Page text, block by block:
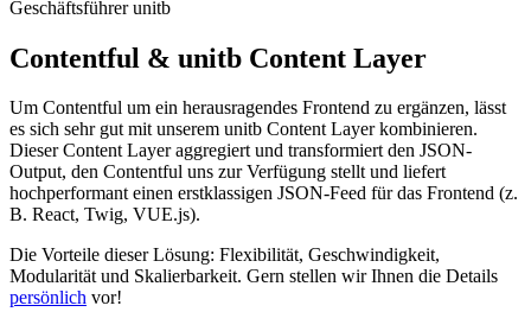
Geschäftsführer unitb
Contentful & unitb Content Layer
Um Contentful um ein herausragendes Frontend zu ergänzen, lässt
es sich sehr gut mit unserem unitb Content Layer kombinieren.
Dieser Content Layer aggregiert und transformiert den JSON-
Output, den Contentful uns zur Verfügung stellt und liefert
hochperformant einen erstklassigen JSON-Feed für das Frontend (z.
B. React, Twig, VUE.js).
Die Vorteile dieser Lösung: Flexibilität, Geschwindigkeit,
Modularität und Skalierbarkeit. Gern stellen wir Ihnen die Details
persönlich vor!